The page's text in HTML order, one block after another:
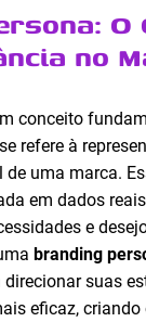
O
no
conceito
refere à
uma marca.
em dados
e
branding
suas
eficaz,